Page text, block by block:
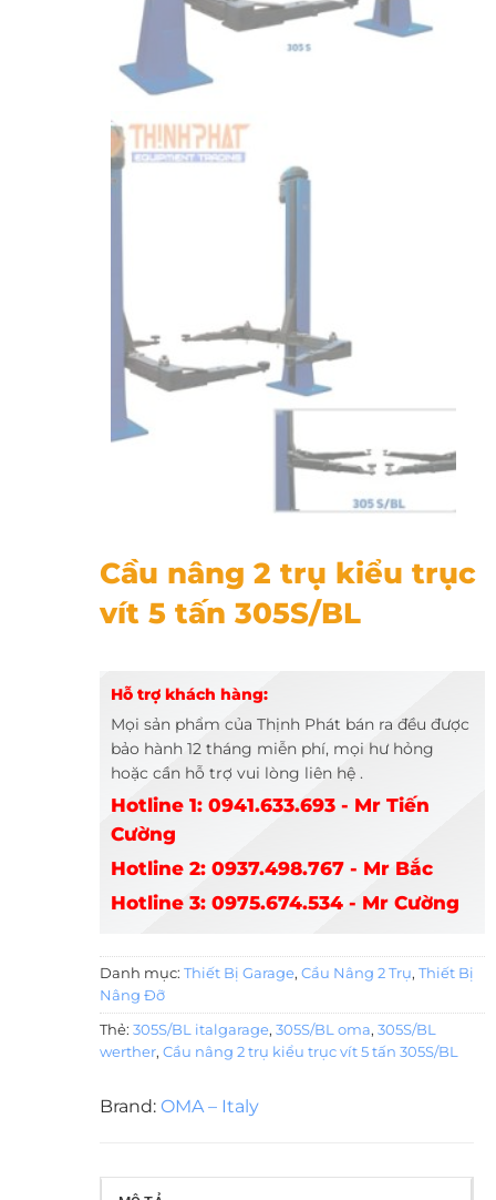
Cầu nâng 2 trụ kiểu trục
vít 5 tấn 305S/BL
Hỗ trợ khách hàng:
Mọi sản phẩm của Thịnh Phát bán ra đều được
bảo hành 12 tháng miễn phí, mọi hư hỏng
hoặc cần hỗ trợ vui lòng liên hệ .
Hotline 1: 0941.633.693 - Mr Tiến
Cường
Hotline 2: 0937.498.767 - Mr Bắc
Hotline 3: 0975.674.534 - Mr Cường
Danh mục: Thiết Bị Garage, Cầu Nâng 2 Trụ, Thiết Bị
Nâng Đỡ
Thẻ: 305S/BL italgarage, 305S/BL oma, 305S/BL
werther, Cầu nâng 2 trụ kiểu trục vít 5 tấn 305S/BL
Brand: OMA – Italy